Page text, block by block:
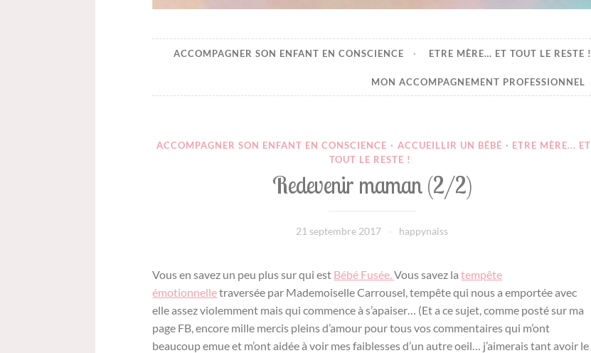
Happynaiss
Parentalité de coeur à coeur
ACCOMPAGNER SON ENFANT EN CONSCIENCE ETRE MÈRE… ET TOUT LE RESTE !
MON ACCOMPAGNEMENT PROFESSIONNEL
ACCOMPAGNER SON ENFANT EN CONSCIENCE · ACCUEILLIR UN BÉBÉ · ETRE MÈRE... ET
TOUT LE RESTE !
Redevenir maman (2/2)
21 septembre 2017 happynaiss
Vous en savez un peu plus sur qui est Bébé Fusée.Vous savez latempête
émotionnelletraversée par Mademoiselle Carrousel, tempête qui nous a emportée avec
elle assez violemment mais qui commence à s’apaiser… (Et a ce sujet, comme posté sur ma
page FB, encore mille mercis pleins d’amour pour tous vos commentaires qui m’ont
beaucoup emue et m’ont aidée à voir mes faiblesses d’un autre oeil… j’aimerais tant avoir le